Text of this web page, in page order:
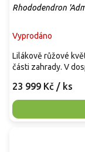
Rhododendron
Vyprodáno
23 999 Kč / ks
Lilákově růžové
části zahrady. V